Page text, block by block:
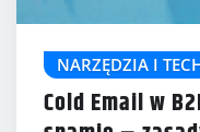
NARZĘDZIA I
Cold Email w